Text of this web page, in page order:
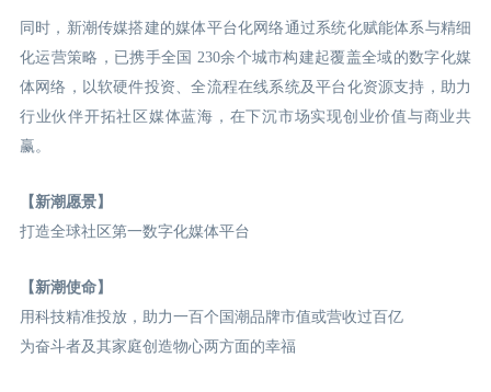
同时，新潮传媒搭建的媒体平台化网络通过系统化赋能体系与精细
化运营策略，已携手全国 230余个城市构建起覆盖全域的数字化媒
体网络，以软硬件投资、全流程在线系统及平台化资源支持，助力
行业伙伴开拓社区媒体蓝海，在下沉市场实现创业价值与商业共
赢。
【新潮愿景】
打造全球社区第一数字化媒体平台
【新潮使命】
用科技精准投放，助力一百个国潮品牌市值或营收过百亿
为奋斗者及其家庭创造物心两方面的幸福